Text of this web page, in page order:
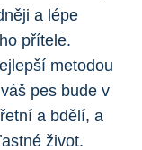
a lépe
přítele.
metodou
pes bude v
a bdělí, a
život.